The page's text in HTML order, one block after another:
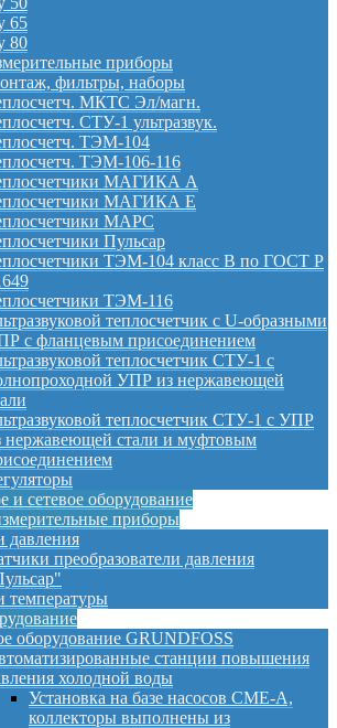
65
80
приборы
фильтры, наборы
МКТС Эл/магн.
СТУ-1 ультразвук.
ТЭМ-104
ТЭМ-106-116
МАГИКА А
МАГИКА Е
МАРС
Пульсар
ТЭМ-104 класс B по ГОСТ Р
ТЭМ-116
теплосчетчик с U-образными
с фланцевым присоединением
теплосчетчик СТУ-1 с
УПР из нержавеющей
теплосчетчик СТУ-1 с УПР
нержавеющей стали и муфтовым
и сетевое оборудование
приборы
давления
преобразователи давления
температуры
оборудование GRUNDFOSS
станции повышения
холодной воды
Установка на базе насосов CME-A,
коллекторы выполнены из